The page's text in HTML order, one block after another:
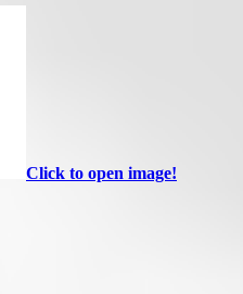
Click to open image!